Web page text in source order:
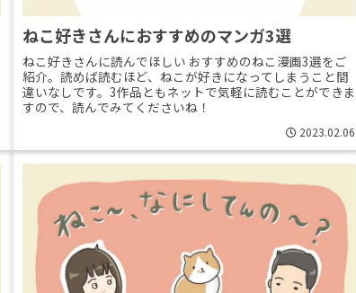
ねこ好きさんにおすすめのマンガ3選
ねこ好きさんに読んでほしい おすすめのねこ漫画3選をご
紹介。読めば読むほど、ねこが好きになってしまうこと間
違いなしです。3作品ともネットで気軽に読むことができま
すので、読んでみてくださいね！
2023.02.06